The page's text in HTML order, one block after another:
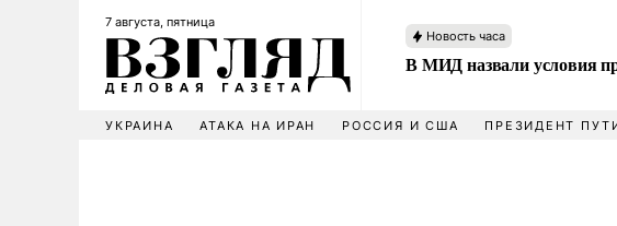
7 августа, пятница
Новость часа
В МИД назвали условия
УКРАИНА АТАКА НА ИРАН РОССИЯ И США ПРЕЗИДЕНТ